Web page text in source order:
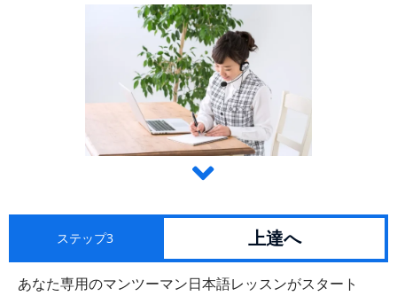
ステップ3 上達へ
あなた専用のマンツーマン日本語レッスンがスタート